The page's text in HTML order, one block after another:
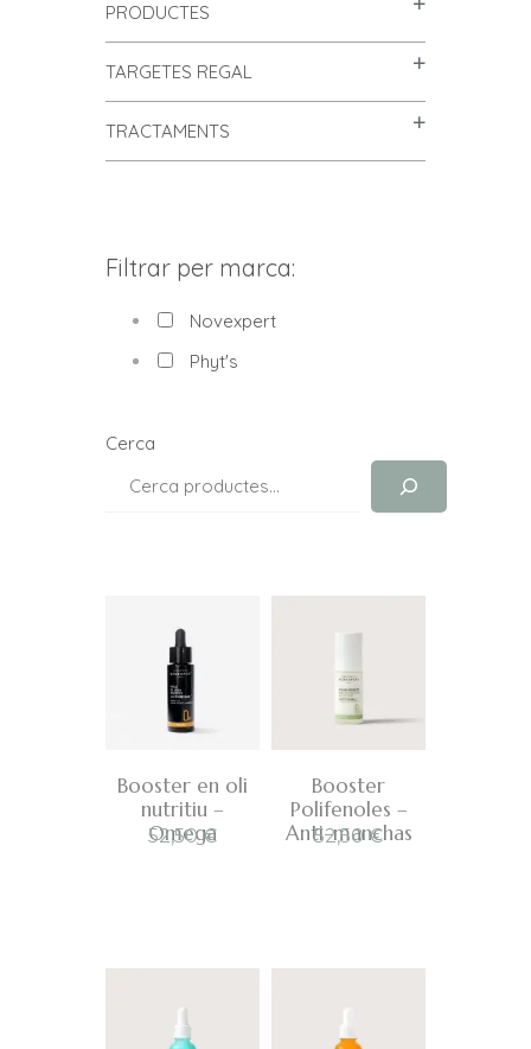
PRODUCTES
TARGETES REGAL
TRACTAMENTS
Filtrar per marca:
Novexpert
Phyt's
Cerca
Booster en oli
nutritiu –
Omega
52,50 €
Booster
Polifenoles –
Anti-manchas
52,50 €